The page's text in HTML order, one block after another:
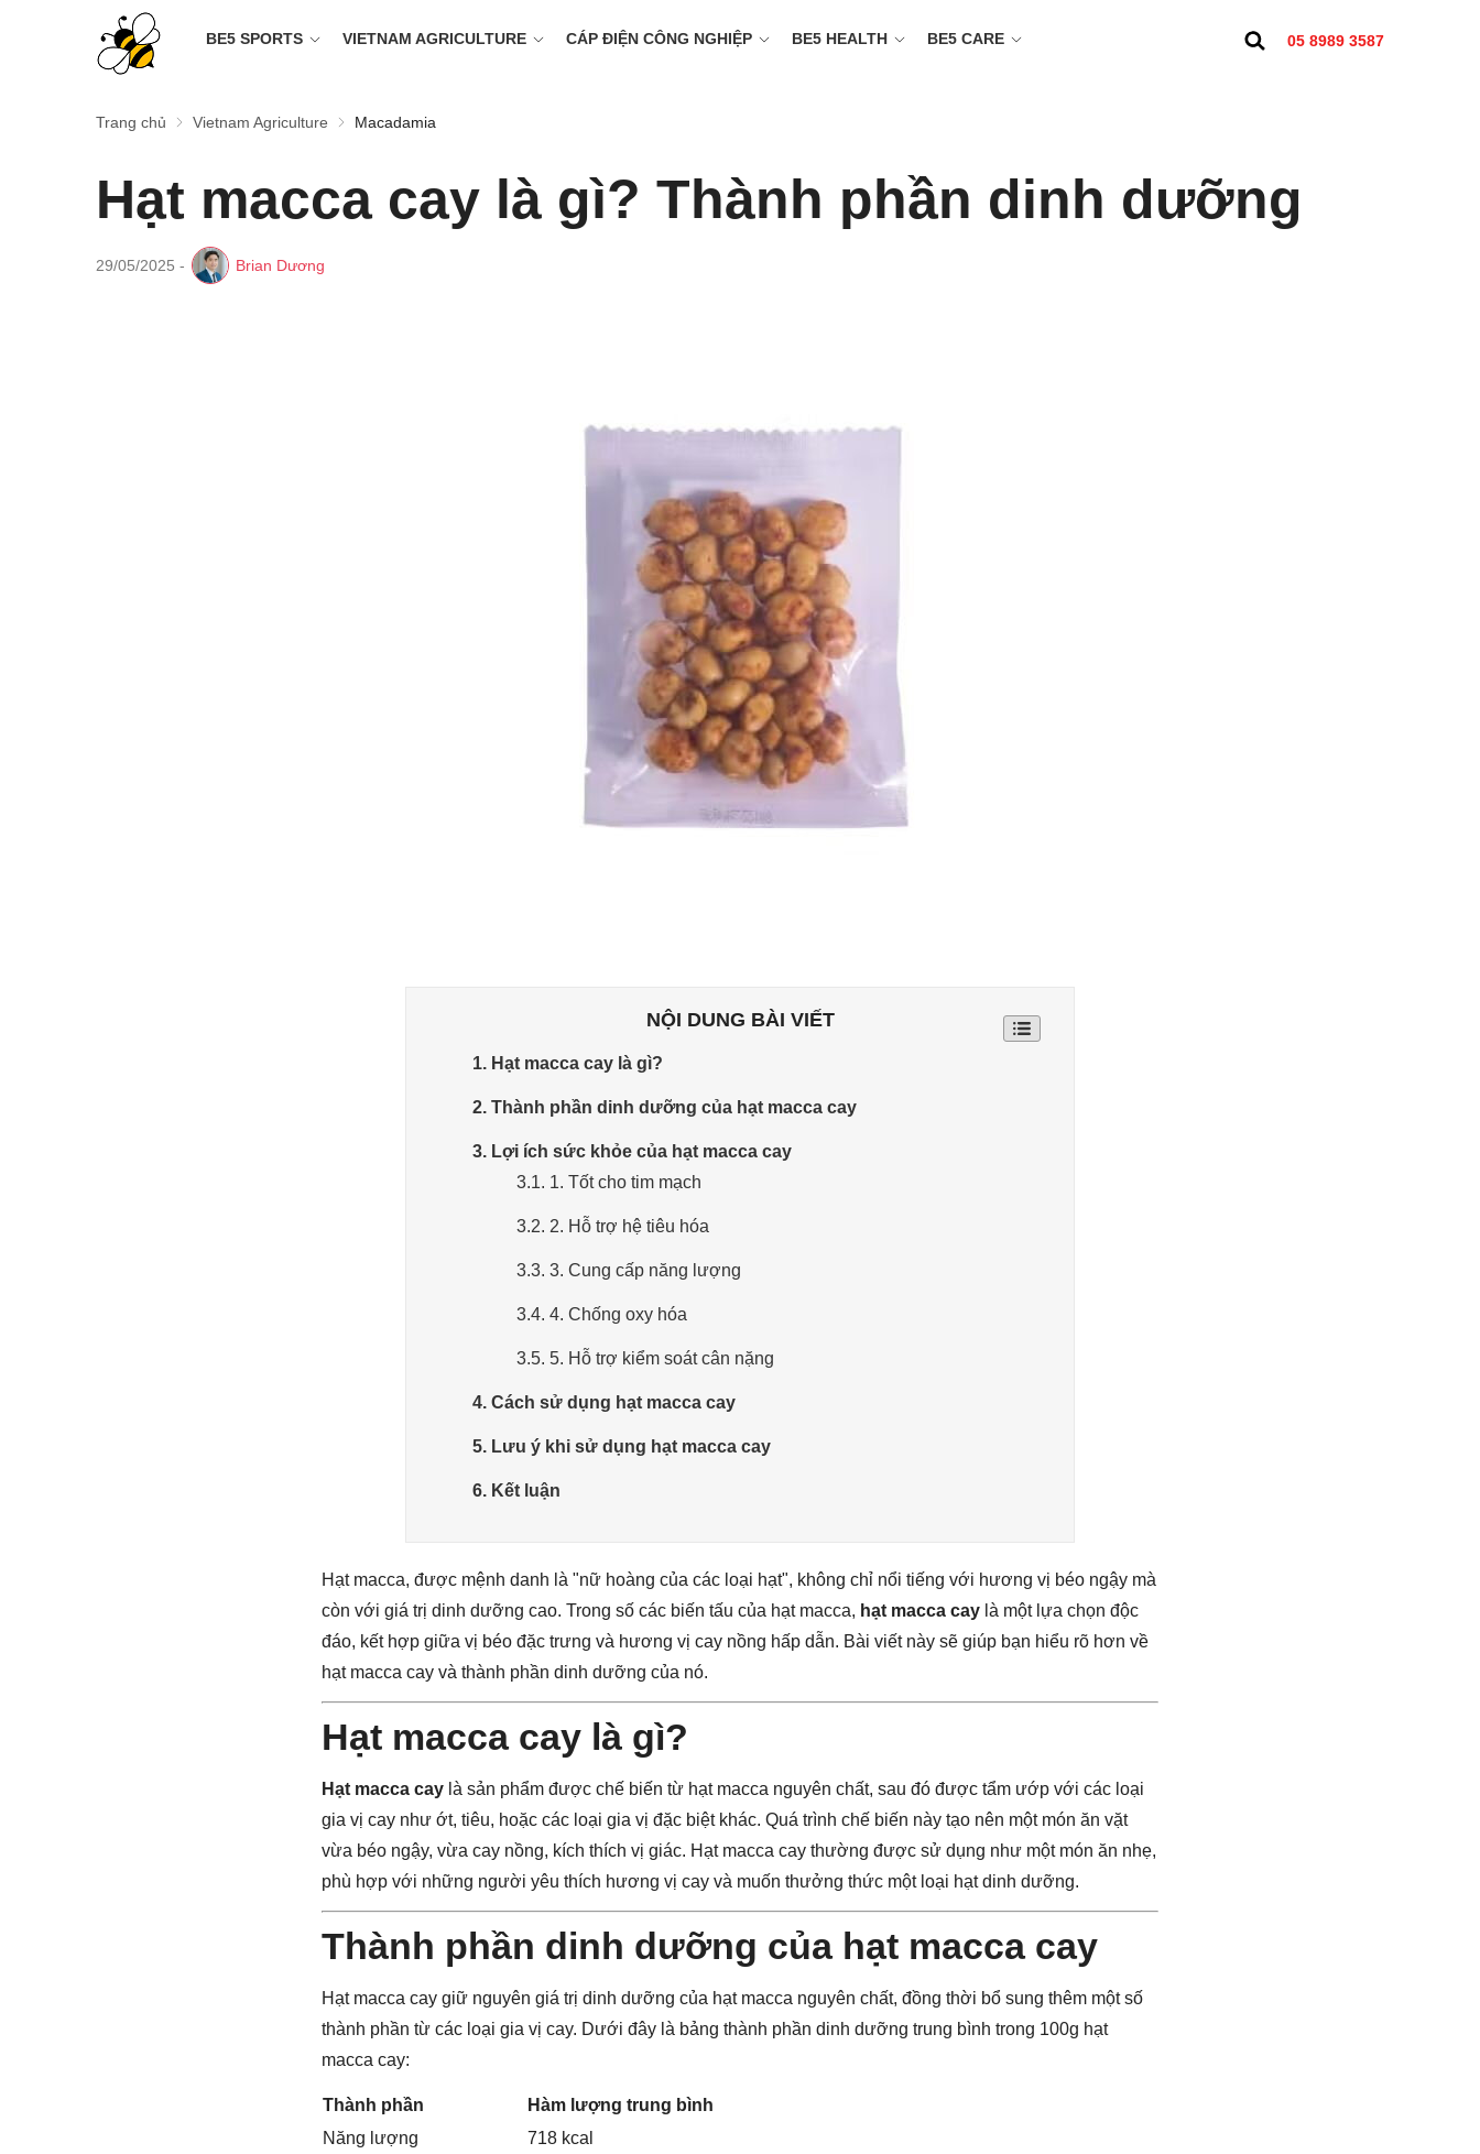
BE5 SPORTS VIETNAM AGRICULTURE CÁP ĐIỆN CÔNG NGHIỆP BE5 HEALTH BE5 CARE 05 8989 3587
Trang chủ Vietnam Agriculture Macadamia
Hạt macca cay là gì? Thành phần dinh dưỡng
29/05/2025 - Brian Dương
NỘI DUNG BÀI VIẾT
1. Hạt macca cay là gì?
2. Thành phần dinh dưỡng của hạt macca cay
3. Lợi ích sức khỏe của hạt macca cay
3.1. 1. Tốt cho tim mạch
3.2. 2. Hỗ trợ hệ tiêu hóa
3.3. 3. Cung cấp năng lượng
3.4. 4. Chống oxy hóa
3.5. 5. Hỗ trợ kiểm soát cân nặng
4. Cách sử dụng hạt macca cay
5. Lưu ý khi sử dụng hạt macca cay
6. Kết luận
Hạt macca, được mệnh danh là "nữ hoàng của các loại hạt", không chỉ nổi tiếng với hương vị béo ngậy mà
còn với giá trị dinh dưỡng cao. Trong số các biến tấu của hạt macca, hạt macca cay là một lựa chọn độc
đáo, kết hợp giữa vị béo đặc trưng và hương vị cay nồng hấp dẫn. Bài viết này sẽ giúp bạn hiểu rõ hơn về
hạt macca cay và thành phần dinh dưỡng của nó.
Hạt macca cay là gì?
Hạt macca cay là sản phẩm được chế biến từ hạt macca nguyên chất, sau đó được tẩm ướp với các loại
gia vị cay như ớt, tiêu, hoặc các loại gia vị đặc biệt khác. Quá trình chế biến này tạo nên một món ăn vặt
vừa béo ngậy, vừa cay nồng, kích thích vị giác. Hạt macca cay thường được sử dụng như một món ăn nhẹ,
phù hợp với những người yêu thích hương vị cay và muốn thưởng thức một loại hạt dinh dưỡng.
Thành phần dinh dưỡng của hạt macca cay
Hạt macca cay giữ nguyên giá trị dinh dưỡng của hạt macca nguyên chất, đồng thời bổ sung thêm một số
thành phần từ các loại gia vị cay. Dưới đây là bảng thành phần dinh dưỡng trung bình trong 100g hạt
macca cay:
Thành phần
Hàm lượng trung bình
Năng lượng
718 kcal